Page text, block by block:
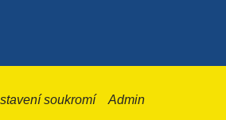
soukromí Admin